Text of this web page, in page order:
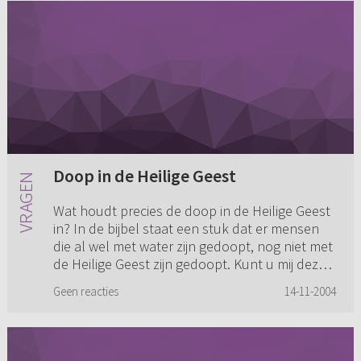
Doop in de Heilige Geest
Wat houdt precies de doop in de Heilige Geest
in? In de bijbel staat een stuk dat er mensen
die al wel met water zijn gedoopt, nog niet met
de Heilige Geest zijn gedoopt. Kunt u mij deze
Geen reacties 14-11-2004